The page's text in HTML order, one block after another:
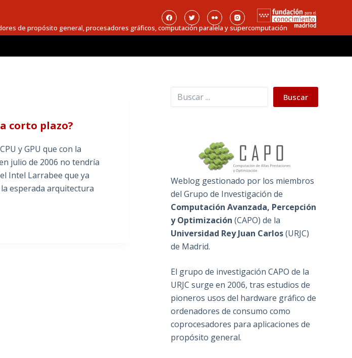
de propósito general, procesadores gráficos, computación paralela y supercomputación
corto plazo?
y GPU que con la
julio de 2006 no tendría
Intel Larrabee que ya
esperada arquitectura
Buscar Buscar
Weblog gestionado por los miembros
del Grupo de Investigación de
Computación Avanzada, Percepción
y Optimización (CAPO) de la
Universidad Rey Juan Carlos(URJC)
de Madrid.
El grupo de investigación CAPO de la
URJC surge en 2006, tras estudios de
pioneros usos del hardware gráfico de
ordenadores de consumo como
coprocesadores para aplicaciones de
propósito general.